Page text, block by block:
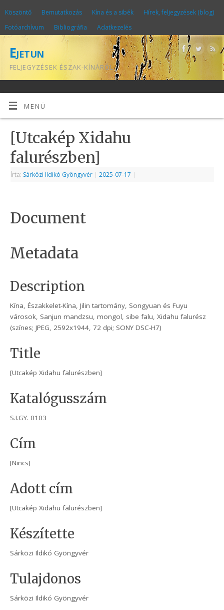
Köszöntő Bemutatkozás Kína és a sibék
Hírek, feljegyzések (blog)
Fotóarchívum
Bibliográfia Adatkezelés
Ejetun
FELJEGYZÉSEK ÉSZAK-KÍNÁRÓL
MENÜ
[Utcakép Xidahu
falurészben]
Írta: Sárközi Ildikó Gyöngyvér | 2025-07-17 |
Document
Metadata
Description
Kína, Északkelet-Kína, Jilin tartomány, Songyuan és Fuyu
városok, Sanjun mandzsu, mongol, sibe falu, Xidahu falurész
(színes; JPEG, 2592x1944, 72 dpi; SONY DSC-H7)
Title
[Utcakép Xidahu falurészben]
Katalógusszám
S.I.GY. 0103
Cím
[Nincs]
Adott cím
[Utcakép Xidahu falurészben]
Készítette
Sárközi Ildikó Gyöngyvér
Tulajdonos
Sárközi Ildikó Gyöngyvér